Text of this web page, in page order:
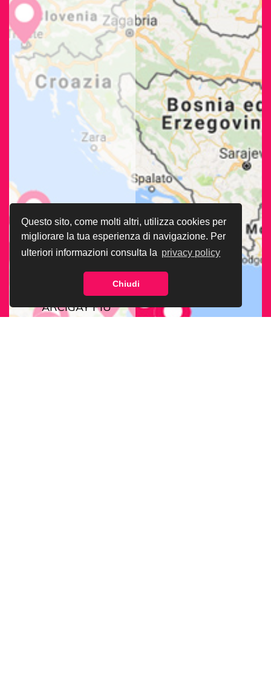
Questo sito, come molti altri, utilizza cookies per
migliorare la tua esperienza di navigazione. Per
ulteriori informazioni consulta la privacy policy
Chiudi
CERCA LA SEDE
ARCIGAY PIÙ